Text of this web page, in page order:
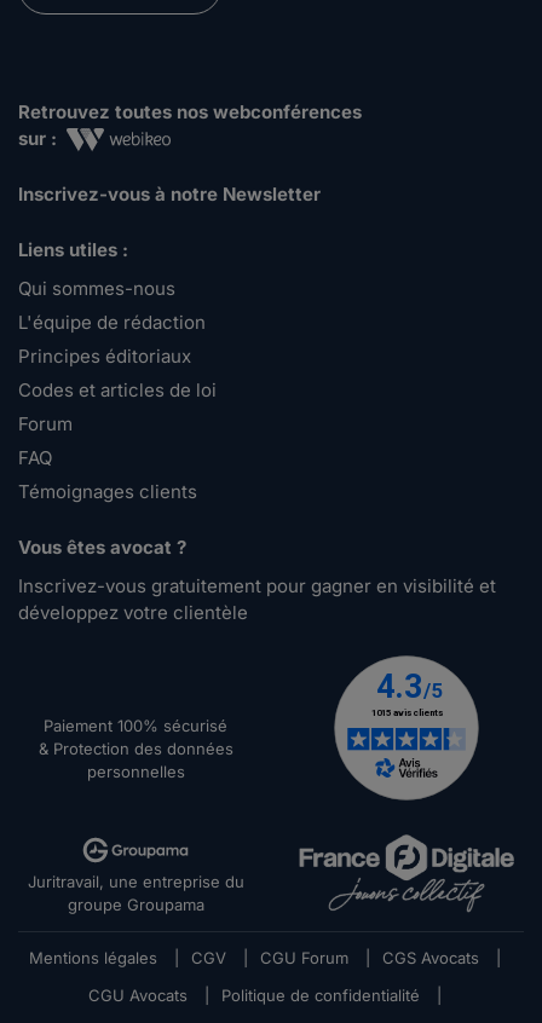
Retrouvez toutes nos webconférences
sur :
Inscrivez-vous à notre Newsletter
Liens utiles :
Qui sommes-nous
L'équipe de rédaction
Principes éditoriaux
Codes et articles de loi
Forum
FAQ
Témoignages clients
Vous êtes avocat ?
Inscrivez-vous gratuitement pour gagner en visibilité et
développez votre clientèle
Paiement 100% sécurisé
& Protection des données
personnelles
Juritravail, une entreprise du
groupe Groupama
Mentions légales CGV CGU Forum CGS Avocats
CGU Avocats
Politique de confidentialité